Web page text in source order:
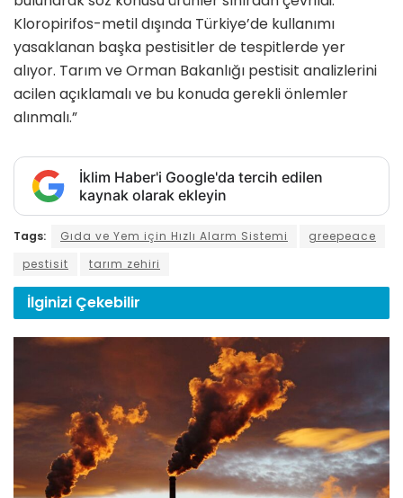
Kloropirifos-metil dışında Türkiye’de kullanımı
yasaklanan başka pestisitler de tespitlerde yer
alıyor. Tarım ve Orman Bakanlığı pestisit analizlerini
acilen açıklamalı ve bu konuda gerekli önlemler
alınmalı.”
İklim Haber'i Google'da tercih edilen
kaynak olarak ekleyin
Tags: Gıda ve Yem için Hızlı Alarm Sistemi
greepeace
pestisit
tarım zehiri
İlginizi Çekebilir